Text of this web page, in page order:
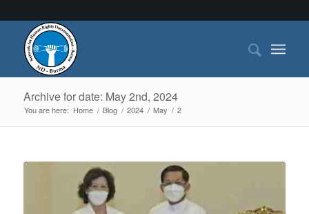
Archive for date: May 2nd, 2024
You are here: Home / Blog / 2024 / May / 2